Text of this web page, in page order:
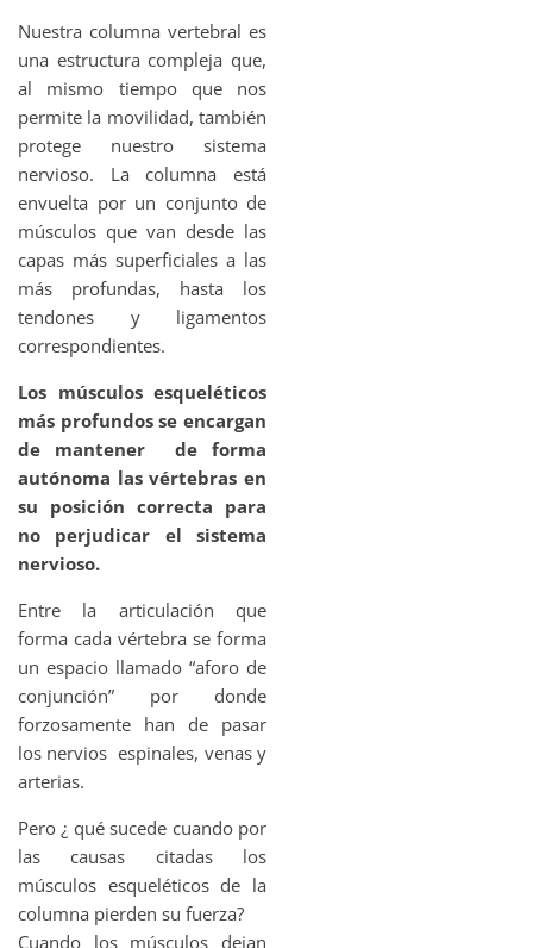
Nuestra columna vertebral es
una estructura compleja que,
al mismo tiempo que nos
permite la movilidad, también
protege nuestro sistema
nervioso. La columna está
envuelta por un conjunto de
músculos que van desde las
capas más superficiales a las
más profundas, hasta los
tendones y ligamentos
correspondientes.
Los músculos esqueléticos
más profundos se encargan
de mantener de forma
autónoma las vértebras en
su posición correcta para
no perjudicar el sistema
nervioso.
Entre la articulación que
forma cada vértebra se forma
un espacio llamado “aforo de
conjunción” por donde
forzosamente han de pasar
los nervios espinales, venas y
arterias.
Pero ¿ qué sucede cuando por
las causas citadas los
músculos esqueléticos de la
columna pierden su fuerza?
Cuando los músculos dejan